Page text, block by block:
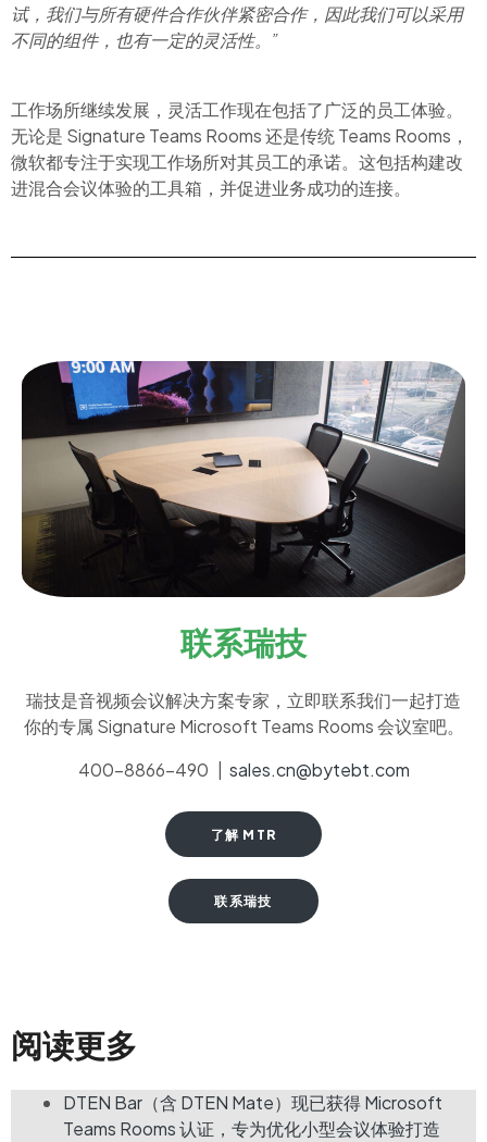
试，我们与所有硬件合作伙伴紧密合作，因此我们可以采用
不同的组件，也有一定的灵活性。”
工作场所继续发展，灵活工作现在包括了广泛的员工体验。
无论是 Signature Teams Rooms 还是传统 Teams Rooms，
微软都专注于实现工作场所对其员工的承诺。这包括构建改
进混合会议体验的工具箱，并促进业务成功的连接。
联系瑞技
瑞技是音视频会议解决方案专家，立即联系我们一起打造
你的专属 Signature Microsoft Teams Rooms 会议室吧。
400-8866-490 | sales.cn@bytebt.com
了解 MTR
联系瑞技
阅读更多
DTEN Bar（含 DTEN Mate）现已获得 Microsoft
Teams Rooms 认证，专为优化小型会议体验打造